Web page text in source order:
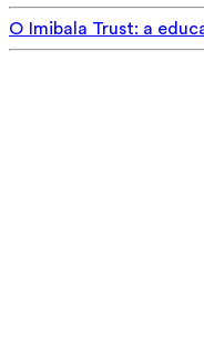
O Imibala Trust: a